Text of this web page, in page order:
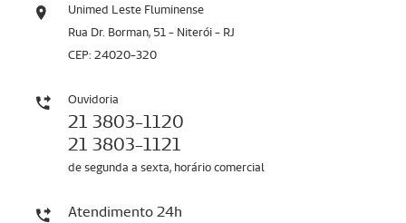
Unimed Leste Fluminense
Rua Dr. Borman, 51 - Niterói - RJ
CEP: 24020-320
Ouvidoria
21 3803-1120
21 3803-1121
de segunda a sexta, horário comercial
Atendimento 24h